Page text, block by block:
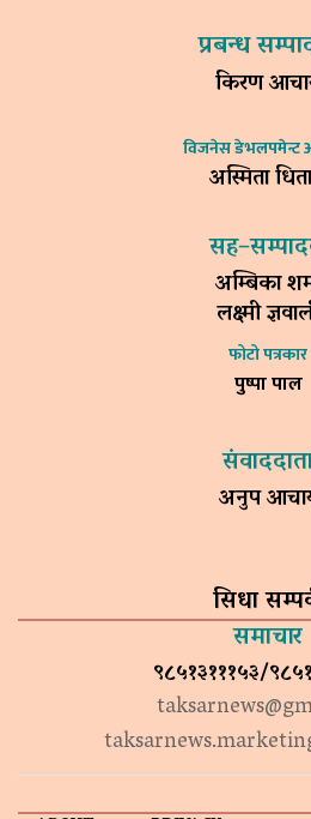
प्रबन्ध
किरण
विजनेस डेभलपमेन्ट
अस्मिता
अम्बिका
लक्ष्मी
फोटो पत्रकार
पुष्पा पाल
अनुप
सिधा
समाचार
९८५१३१११५३/